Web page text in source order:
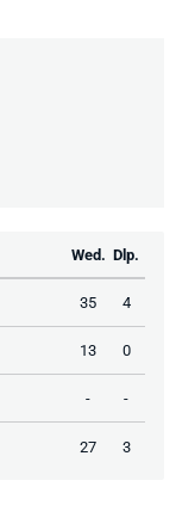
Wed. Dlp.
35 4
13 0
- -
27 3